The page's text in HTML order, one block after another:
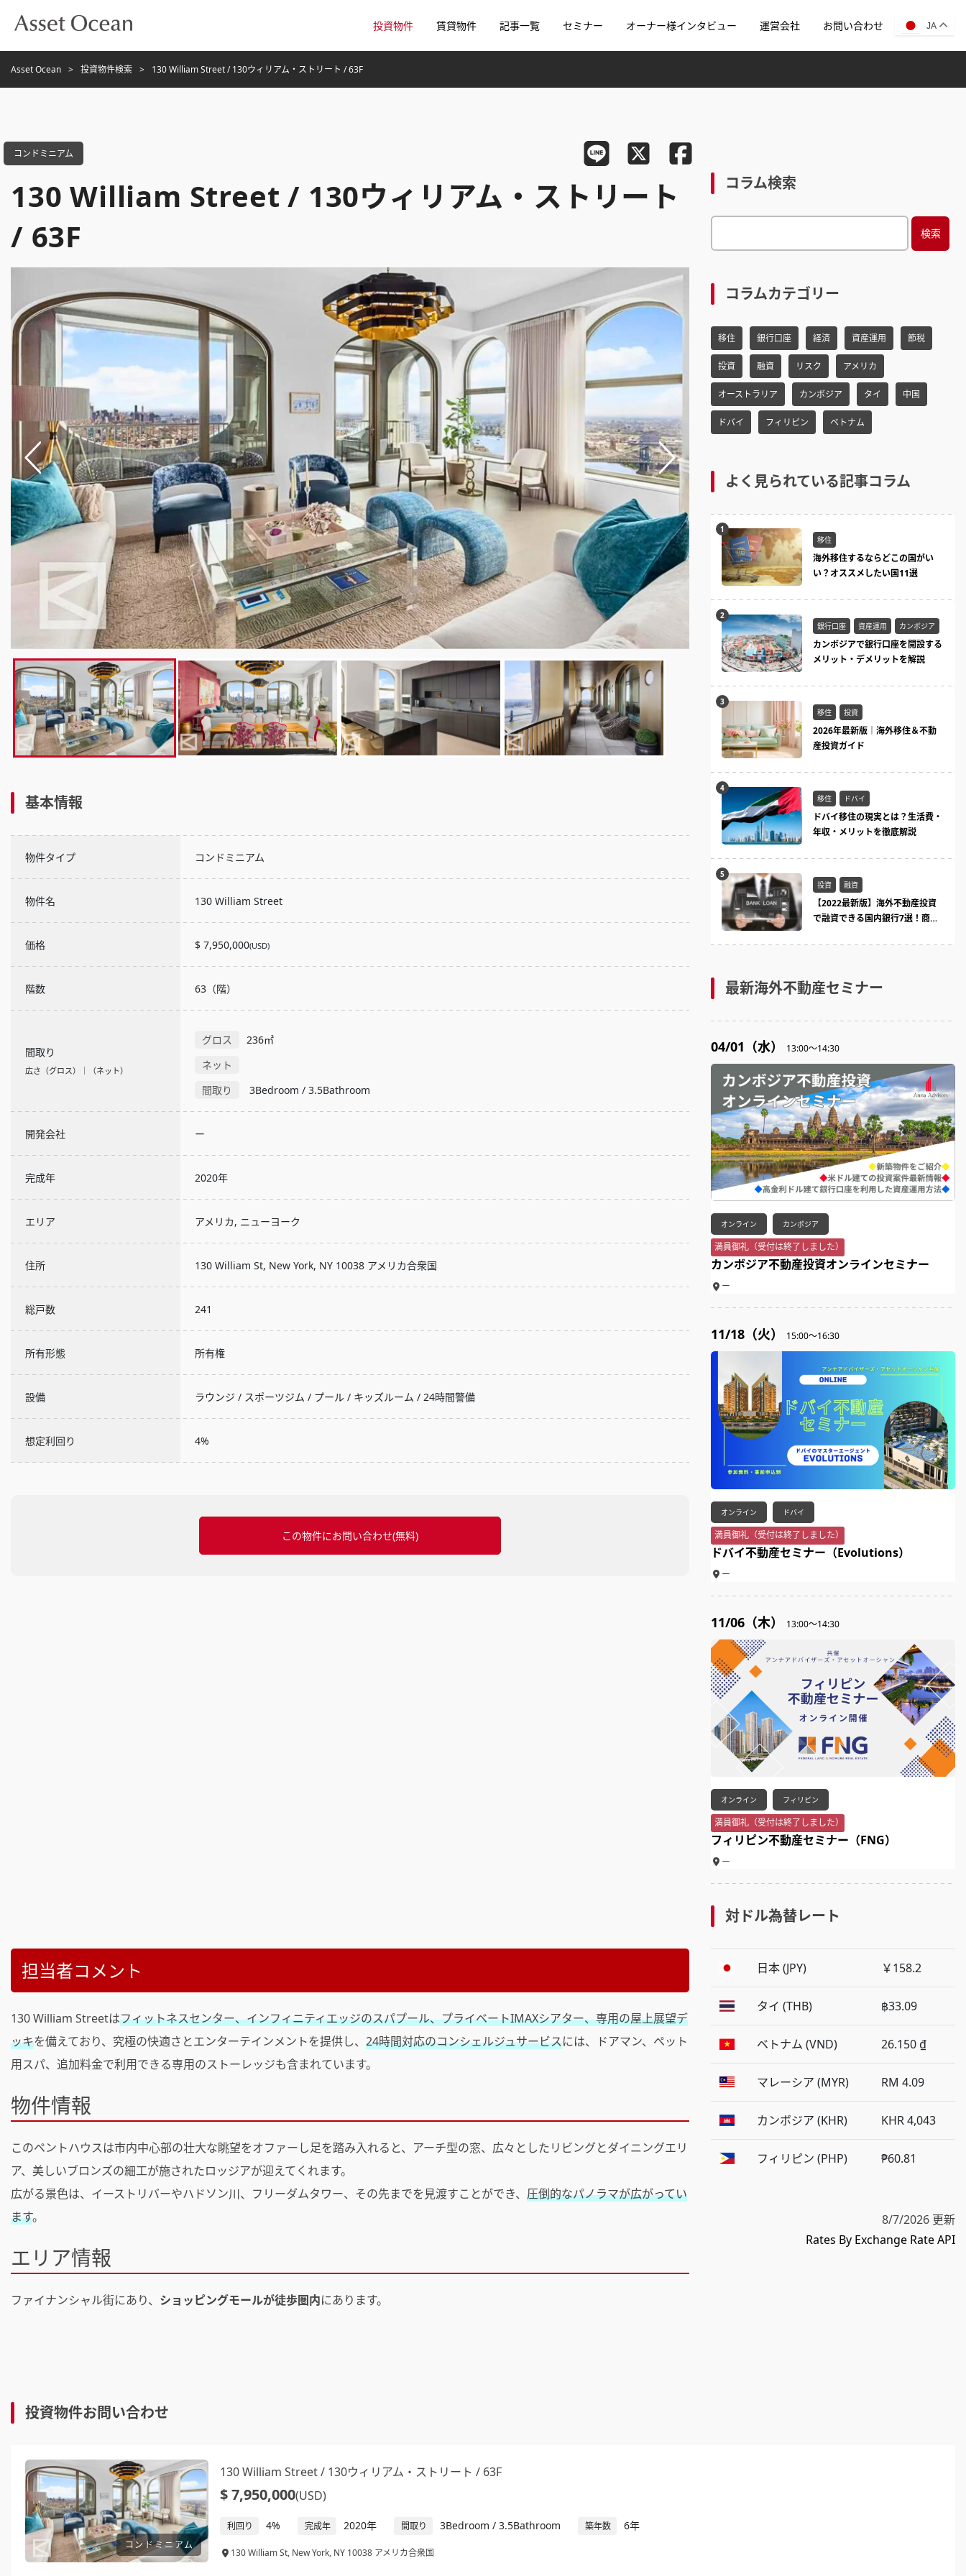
投資物件 賃貸物件 記事一覧 セミナー オーナー様インタビュー 運営会社 お問い合わせ JA
Asset Ocean 投資物件検索 130 William Street / 130ウィリアム・ストリート / 63F
コンドミニアム
130 William Street / 130ウィリアム・ストリート
/ 63F
基本情報
物件タイプ コンドミニアム
物件名 130 William Street
価格 $ 7,950,000(USD)
階数 63（階）
間取り
広さ（グロス）｜（ネット）
グロス
236㎡
ネット
間取り
3Bedroom / 3.5Bathroom
開発会社 ー
完成年 2020年
エリア アメリカ, ニューヨーク
住所 130 William St, New York, NY 10038 アメリカ合衆国
総戸数 241
所有形態 所有権
設備 ラウンジ / スポーツジム / プール / キッズルーム / 24時間警備
想定利回り 4%
この物件にお問い合わせ(無料)
担当者コメント
130 William Streetはフィットネスセンター、インフィニティエッジのスパプール、プライベートIMAXシアター、専用の屋上展望デ
ッキを備えており、究極の快適さとエンターテインメントを提供し、 24時間対応のコンシェルジュサービスには、ドアマン、ペット
用スパ、追加料金で利用できる専用のストーレッジも含まれています。
物件情報
このペントハウスは市内中心部の壮大な眺望をオファーし足を踏み入れると、アーチ型の窓、広々としたリビングとダイニングエリ
ア、美しいブロンズの細工が施されたロッジアが迎えてくれます。
広がる景色は、イーストリバーやハドソン川、フリーダムタワー、その先までを見渡すことができ、 圧倒的なパノラマが広がってい
ます。
エリア情報
ファイナンシャル街にあり、 ショッピングモールが徒歩圏内にあります。
コラム検索
e
r
c
h
f
r:
コラムカテゴリー
移住 銀行口座 経済 資産運用 節税
投資 融資 リスク アメリカ
オーストラリア カンボジア タイ 中国
ドバイ フィリピン ベトナム
よく見られている記事コラム
移住
海外移住するならどこの国がい
い？オススメしたい国11選
銀行口座 資産運用 カンボジア
カンボジアで銀行口座を開設する
メリット・デメリットを解説
移住 投資
2026年最新版｜海外移住＆不動
産投資ガイド
移住 ドバイ
ドバイ移住の現実とは？生活費・
年収・メリットを徹底解説
投資 融資
【2022最新版】海外不動産投資
で融資できる国内銀行7選！商品
最新海外不動産セミナー
04/01（水） 13:00～14:30
オンライン カンボジア
満員御礼（受付は終了しました）
カンボジア不動産投資オンラインセミナー
ー
11/18（火） 15:00～16:30
オンライン ドバイ
満員御礼（受付は終了しました）
ドバイ不動産セミナー（Evolutions）
ー
11/06（木） 13:00～14:30
オンライン フィリピン
満員御礼（受付は終了しました）
フィリピン不動産セミナー（FNG）
ー
対ドル為替レート
日本 (JPY) ￥158.2
タイ (THB) ฿33.09
ベトナム (VND) 26.150 ₫
マレーシア (MYR) RM 4.09
カンボジア (KHR) KHR 4,043
フィリピン (PHP) ₱60.81
8/7/2026 更新
Rates By Exchange Rate API
投資物件お問い合わせ
コンドミニアム
130 William Street / 130ウィリアム・ストリート / 63F
$ 7,950,000(USD)
利回り 4% 完成年 2020年 間取り 3Bedroom / 3.5Bathroom 築年数 6年
130 William St, New York, NY 10038 アメリカ合衆国